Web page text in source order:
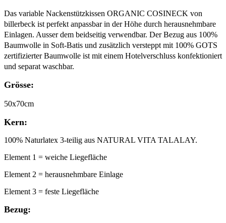
Das variable Nackenstützkissen ORGANIC COSINECK von
billerbeck ist perfekt anpassbar in der Höhe durch herausnehmbare
Einlagen. Ausser dem beidseitig verwendbar. Der Bezug aus 100%
Baumwolle in Soft-Batis und zusätzlich versteppt mit 100% GOTS
zertifizierter Baumwolle ist mit einem Hotelverschluss konfektioniert
und separat waschbar.
Grösse:
50x70cm
Kern:
100% Naturlatex 3-teilig aus NATURAL VITA TALALAY.
Element 1 = weiche Liegefläche
Element 2 = herausnehmbare Einlage
Element 3 = feste Liegefläche
Bezug: